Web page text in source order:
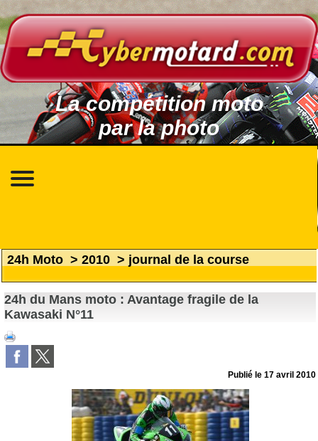
La compétition moto
par la photo
24h Moto > 2010 > journal de la course
24h du Mans moto : Avantage fragile de la
Kawasaki N°11
Publié le17 avril 2010